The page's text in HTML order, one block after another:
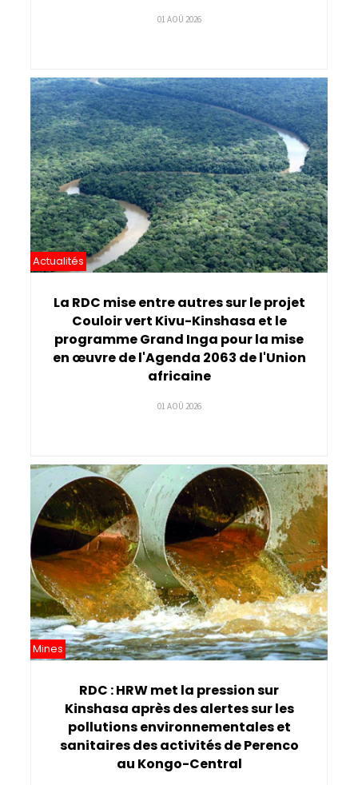
01 AOÛ 2026
Actualités
La RDC mise entre autres sur le projet
Couloir vert Kivu-Kinshasa et le
programme Grand Inga pour la mise
en œuvre de l'Agenda 2063 de l'Union
africaine
01 AOÛ 2026
Mines
RDC : HRW met la pression sur
Kinshasa après des alertes sur les
pollutions environnementales et
sanitaires des activités de Perenco
au Kongo-Central